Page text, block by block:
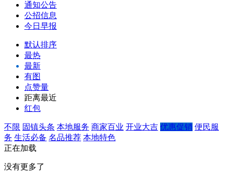
通知公告
公招信息
今日早报
默认排序
最热
最新
有图
点赞量
距离最近
红包
不限 固镇头条 本地服务 商家百业 开业大吉 优惠促销 便民服
务 生活必备 名品推荐 本地特色
正在加载
没有更多了